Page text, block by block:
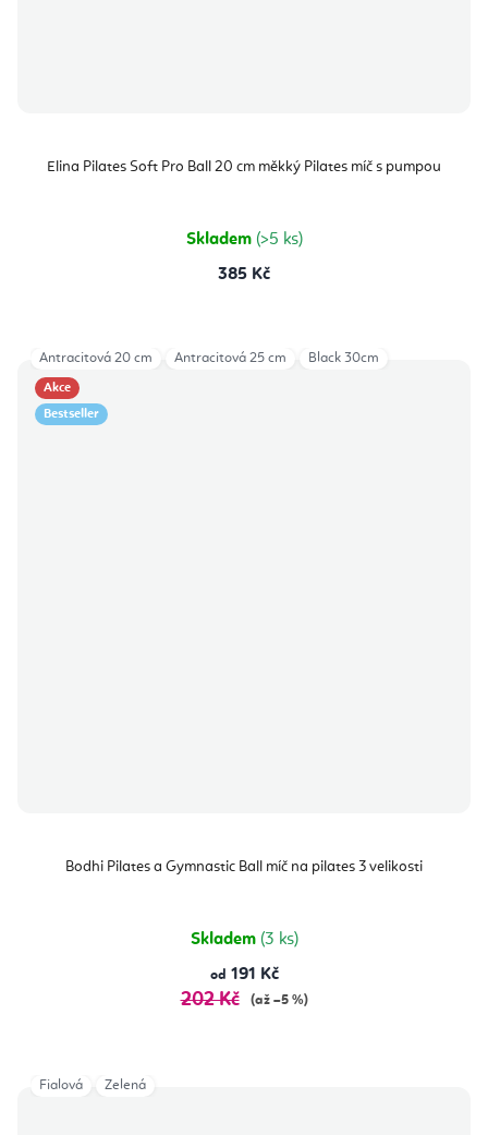
Elina Pilates Soft Pro Ball 20 cm měkký Pilates míč s pumpou
Skladem (>5 ks)
385 Kč
Akce
Bestseller
Bodhi Pilates a Gymnastic Ball míč na pilates 3 velikosti
Skladem (3 ks)
od 191 Kč
202 Kč (až –5 %)
Antracitová 20 cm Antracitová 25 cm Black 30cm
Fialová Zelená